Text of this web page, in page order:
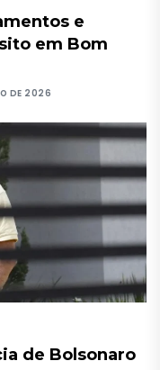
e
em Bom
DE 2026
de Bolsonaro